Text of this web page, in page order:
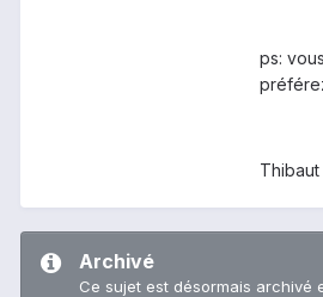
ps:
Thibaut
Archivé
Ce sujet est désormais archivé